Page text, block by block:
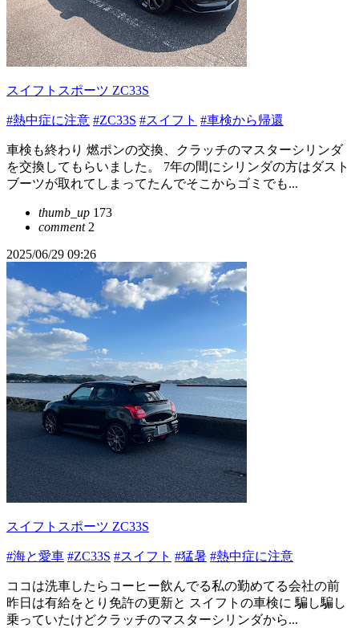
スイフトスポーツ ZC33S
#熱中症に注意 #ZC33S #スイフト #車検から帰還
車検も終わり 燃ポンの交換、クラッチのマスターシリンダ
を交換してもらいました。 7年の間にシリンダの方はダスト
ブーツが取れてしまってたんでそこからゴミでも...
thumb_up 173
comment2
2025/06/29 09:26
スイフトスポーツ ZC33S
#海と愛車 #ZC33S #スイフト #猛暑 #熱中症に注意
ココは洗車したらコーヒー飲んでる私の勤めてる会社の前
昨日は有給をとり免許の更新と スイフトの車検に 騙し騙し
乗っていたけどクラッチのマスターシリンダから...